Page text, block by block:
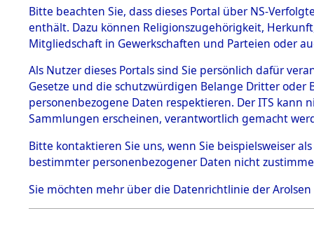
BESTÄNDE
1.
mente
5. Verschiedenes
5.3
Todesmärsche
5.3.1 Alliierte
Erhebungen
zu
Todesmärsch
en
5.3.2
auf dem
vorm
Neustadt
Bitte beachten Sie, dass dieses Portal über NS-
enthält. Dazu können Religionszugehörigkeit,
Mitgliedschaft in Gewerkschaften und Parteien oder
Als Nutzer dieses Portals sind Sie persönlich dafür
Gesetze und die schutzwürdigen Belange Dritter
personenbezogene Daten respektieren. Der ITS
Sammlungen erscheinen, verantwortlich gemacht
Bitte kontaktieren Sie uns, wenn Sie beispielsweiser
bestimmter personenbezogener Daten nicht
Sie möchten mehr über die Datenrichtlinie der Arolsen